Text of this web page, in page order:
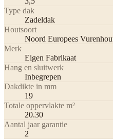
Type dak
Zadeldak
Houtsoort
Noord Europees
Merk
Eigen Fabrikaat
Hang en sluitwerk
Inbegrepen
Dakdikte in mm
19
Totale oppervlakte m²
20.30
Aantal jaar garantie
2